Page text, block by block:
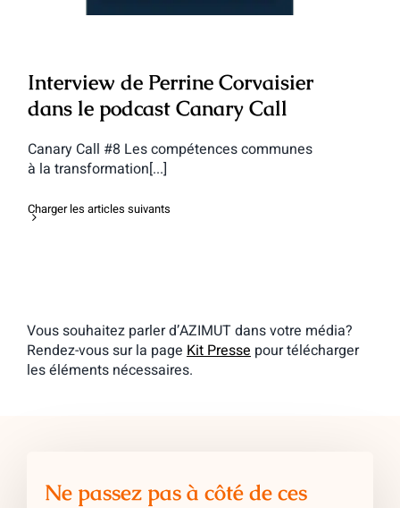
Interview de Perrine Corvaisier
dans le podcast Canary Call
Canary Call #8 Les compétences communes
à la transformation[...]
Charger les articles suivants
Vous souhaitez parler d’AZIMUT dans votre média?
Rendez-vous sur la page Kit Pressepour télécharger
les éléments nécessaires.
Ne passez pas à côté de ces